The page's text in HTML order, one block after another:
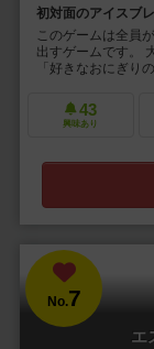
初対面のアイスブ
このゲームは全員
出すゲームです。
「好きなおにぎり
43
興味あり
No.7
エ